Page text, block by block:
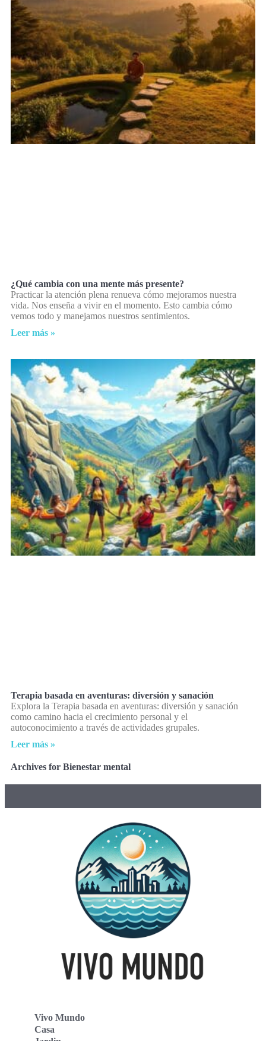
¿Qué cambia con una mente más presente?
Practicar la atención plena renueva cómo mejoramos nuestra
vida. Nos enseña a vivir en el momento. Esto cambia cómo
vemos todo y manejamos nuestros sentimientos.
Leer más »
Terapia basada en aventuras: diversión y sanación
Explora la Terapia basada en aventuras: diversión y sanación
como camino hacia el crecimiento personal y el
autoconocimiento a través de actividades grupales.
Leer más »
Archives for Bienestar mental
Vivo Mundo
Casa